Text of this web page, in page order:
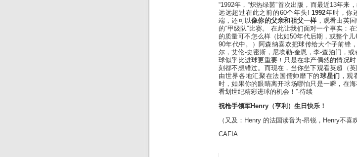
“1992年，“炽热绿茵”首次出版，而最近13年来
远远超过在此之前的60个年头!1992年时，你
端，还可以像你的父亲和祖父一样 ，观看由英
的“甲级队”比赛。 在此让我们面对一个事实：
的质量可不怎么样（比如50年代后期，或整个
90年代中。）阿森纳喜欢把球传给大个子前锋
尔，艾伦-史密斯，尼埃勒-奎恩，李-查泊门，
球似乎比进球更重要！只是在非产偶然的情况
刻都不想错过。而现在，当你坐下观看英超（
由世界各地汇聚在法国儒帅靡下的球星们 ，观
时，如果你的眼睛离开球场哪怕只是一瞬，在
看划世纪精彩进球的机会！”-待续
祝枪手领军Henry（亨利）生日快乐！
（又及：Henry 的法国读音为-昂锐，Henry不喜
CAFIA